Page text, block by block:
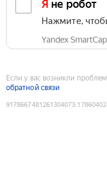
Я не робот
Нажмите,
Yandex
Если у вас возникли
обратной связи
9178667481261304073: